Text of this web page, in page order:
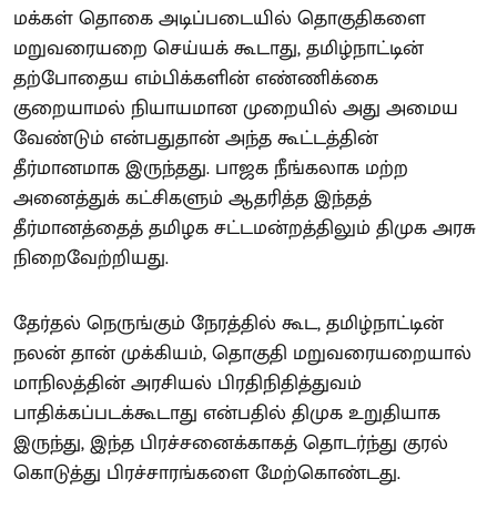
மக்கள் தொகை அடிப்படையில் தொகுதிகளை
மறுவரையறை செய்யக் கூடாது, தமிழ்நாட்டின்
தற்போதைய எம்பிக்களின் எண்ணிக்கை
குறையாமல் நியாயமான முறையில் அது அமைய
வேண்டும் என்பதுதான் அந்த கூட்டத்தின்
தீர்மானமாக இருந்தது. பாஜக நீங்கலாக மற்ற
அனைத்துக் கட்சிகளும் ஆதரித்த இந்தத்
தீர்மானத்தைத் தமிழக சட்டமன்றத்திலும் திமுக அரசு
நிறைவேற்றியது.
தேர்தல் நெருங்கும் நேரத்தில் கூட, தமிழ்நாட்டின்
நலன் தான் முக்கியம், தொகுதி மறுவரையறையால்
மாநிலத்தின் அரசியல் பிரதிநிதித்துவம்
பாதிக்கப்படக்கூடாது என்பதில் திமுக உறுதியாக
இருந்து, இந்த பிரச்சனைக்காகத் தொடர்ந்து குரல்
கொடுத்து பிரச்சாரங்களை மேற்கொண்டது.